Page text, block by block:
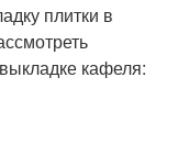
плитки в
кафеля: